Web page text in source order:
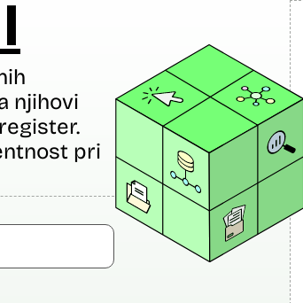
njihovi
pri